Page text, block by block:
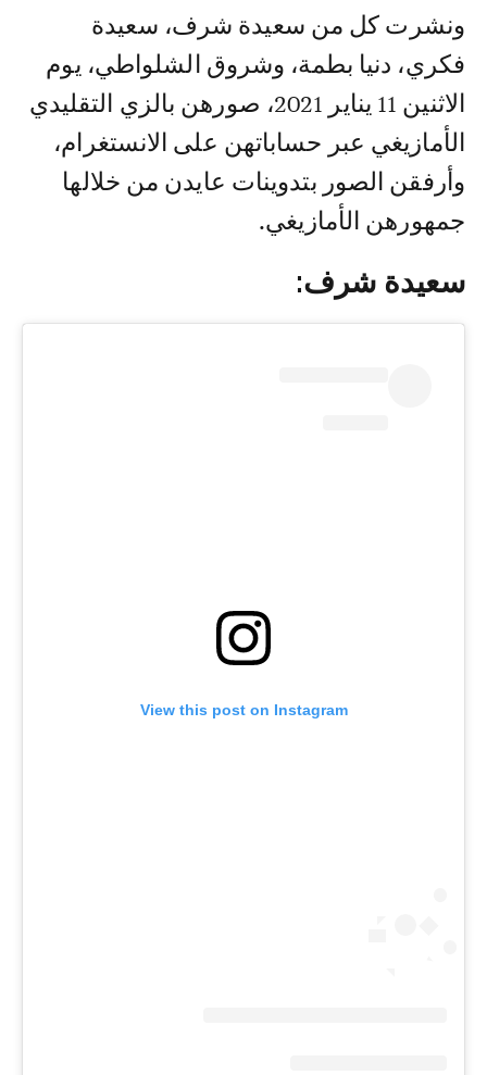
ونشرت كل من سعيدة شرف، سعيدة
فكري، دنيا بطمة، وشروق الشلواطي، يوم
الاثنين 11 يناير 2021، صورهن بالزي التقليدي
الأمازيغي عبر حساباتهن على الانستغرام،
وأرفقن الصور بتدوينات عايدن من خلالها
جمهورهن الأمازيغي.
سعيدة شرف:
View this post on Instagram